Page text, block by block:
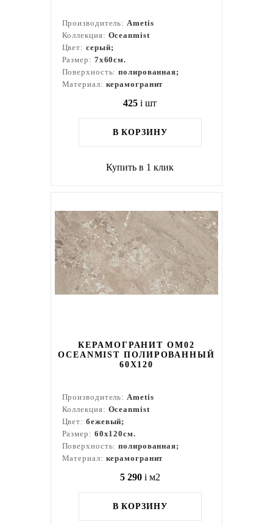
Производитель:Ametis
Коллекция: Oceanmist
Цвет: серый;
Размер: 7x60см.
Поверхность:полированная;
Материал: керамогранит
425 i шт
В КОРЗИНУ
Купить в 1 клик
КЕРАМОГРАНИТ OM02
OCEANMIST ПОЛИРОВАННЫЙ
60X120
Производитель:Ametis
Коллекция: Oceanmist
Цвет: бежевый;
Размер: 60x120см.
Поверхность:полированная;
Материал: керамогранит
5 290 i м2
В КОРЗИНУ